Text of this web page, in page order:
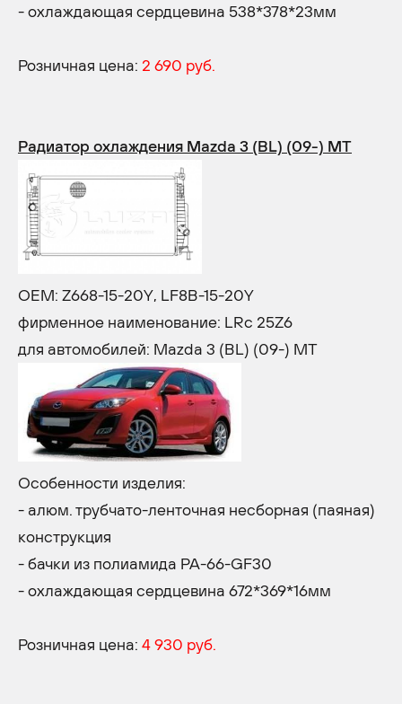
- охлаждающая сердцевина 538*378*23мм
Розничная цена: 2 690 руб.
Радиатор охлаждения Mazda 3 (BL) (09-) MT
OEM: Z668-15-20Y, LF8B-15-20Y
фирменное наименование: LRc 25Z6
для автомобилей: Mazda 3 (BL) (09-) MT
Особенности изделия:
- алюм. трубчато-ленточная несборная (паяная)
конструкция
- бачки из полиамида PA-66-GF30
- охлаждающая сердцевина 672*369*16мм
Розничная цена: 4 930 руб.